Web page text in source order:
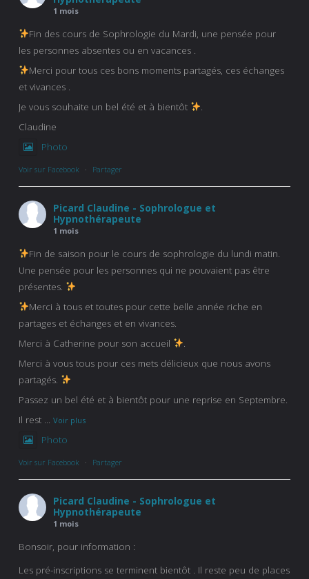
1 mois
Fin des cours de Sophrologie du Mardi, une pensée pour
les personnes absentes ou en vacances .
Merci pour tous ces bons moments partagés, ces échanges
et vivances .
Je vous souhaite un bel été et à bientôt
Claudine
Photo
Voir sur Facebook · Partager
Picard Claudine - Sophrologue et
Hypnothérapeute
1 mois
Fin de saison pour le cours de sophrologie du lundi matin.
Une pensée pour les personnes qui ne pouvaient pas être
présentes.
Merci à tous et toutes pour cette belle année riche en
partages et échanges et en vivances.
Merci à Catherine pour son accueil
Merci à vous tous pour ces mets délicieux que nous avons
partagés.
Passez un bel été et à bientôt pour une reprise en Septembre.
Il rest
Voir plus
Photo
Voir sur Facebook · Partager
Picard Claudine - Sophrologue et
Hypnothérapeute
1 mois
Bonsoir, pour information :
Les pré-inscriptions se terminent bientôt . Il reste peu de places